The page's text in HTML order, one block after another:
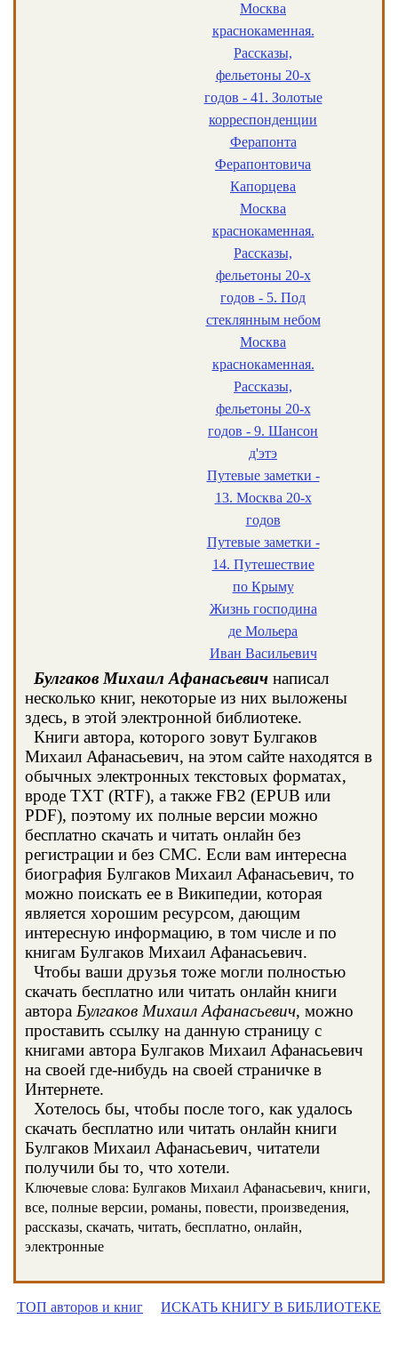
Москва
краснокаменная.
Рассказы,
фельетоны 20-х
годов - 41. Золотые
корреспонденции
Ферапонта
Ферапонтовича
Капорцева
Москва
краснокаменная.
Рассказы,
фельетоны 20-х
годов - 5. Под
стеклянным небом
Москва
краснокаменная.
Рассказы,
фельетоны 20-х
годов - 9. Шансон
д'этэ
Путевые заметки -
13. Москва 20-х
годов
Путевые заметки -
14. Путешествие
по Крыму
Жизнь господина
де Мольера
Иван Васильевич
Булгаков Михаил Афанасьевич написал
несколько книг, некоторые из них выложены
здесь, в этой электронной библиотеке.
Книги автора, которого зовут Булгаков
Михаил Афанасьевич, на этом сайте находятся в
обычных электронных текстовых форматах,
вроде TXT (RTF), а также FB2 (EPUB или
PDF), поэтому их полные версии можно
бесплатно скачать и читать онлайн без
регистрации и без СМС. Если вам интересна
биография Булгаков Михаил Афанасьевич, то
можно поискать ее в Википедии, которая
является хорошим ресурсом, дающим
интересную информацию, в том числе и по
книгам Булгаков Михаил Афанасьевич.
Чтобы ваши друзья тоже могли полностью
скачать бесплатно или читать онлайн книги
автора Булгаков Михаил Афанасьевич, можно
проставить ссылку на данную страницу с
книгами автора Булгаков Михаил Афанасьевич
на своей где-нибудь на своей страничке в
Интернете.
Хотелось бы, чтобы после того, как удалось
скачать бесплатно или читать онлайн книги
Булгаков Михаил Афанасьевич, читатели
получили бы то, что хотели.
Ключевые слова: Булгаков Михаил Афанасьевич, книги,
все, полные версии, романы, повести, произведения,
рассказы, скачать, читать, бесплатно, онлайн,
электронные
ТОП авторов и книг ИСКАТЬ КНИГУ В БИБЛИОТЕКЕ